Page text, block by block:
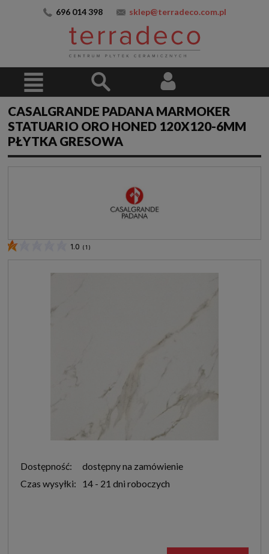
696 014 398 sklep@terradeco.com.pl
CASALGRANDE PADANA MARMOKER
STATUARIO ORO HONED 120X120-6MM
PŁYTKA GRESOWA
1.0 ( 1 )
Dostępność:
dostępny na zamówienie
Czas wysyłki:
14 - 21 dni roboczych